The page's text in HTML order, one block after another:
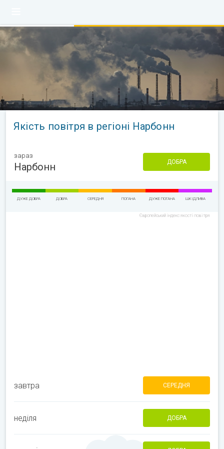
Якість повітря в регіоні Нарбонн
зараз
Нарбонн ДОБРА
ДУЖЕ ДОБРА ДОБРА СЕРЕДНЯ ПОГАНА ДУЖЕ ПОГАНА ШКІДЛИВА
Європейський індекс якості повітря
завтра СЕРЕДНЯ
неділя ДОБРА